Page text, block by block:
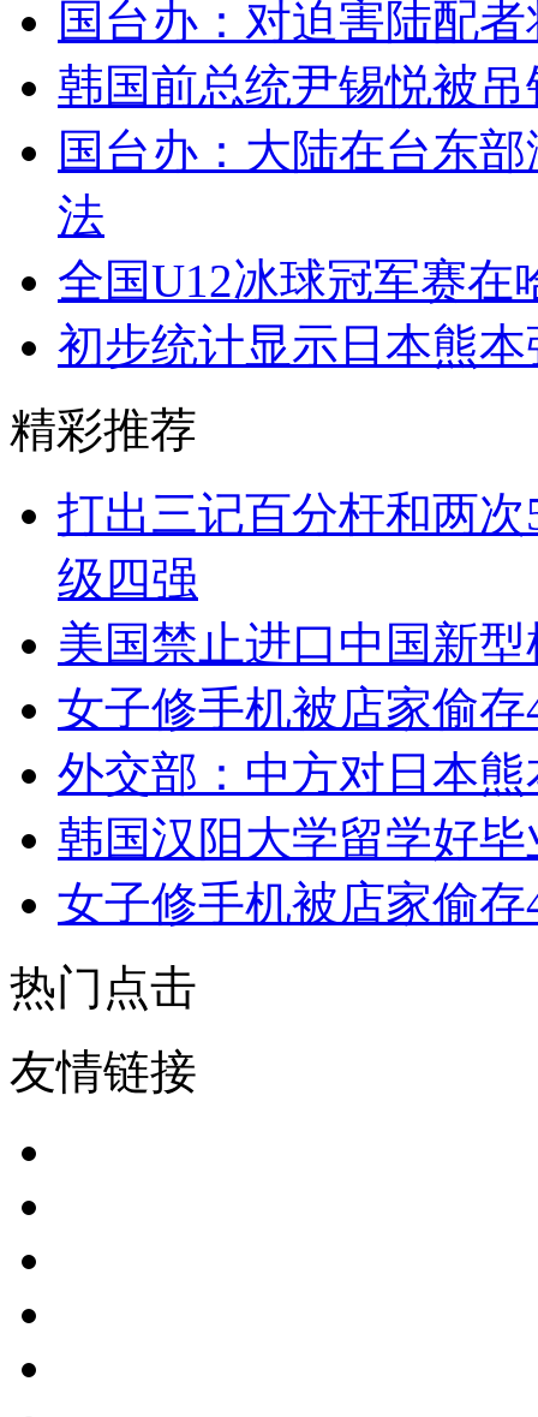
国台办：对迫害陆配
韩国前总统尹锡悦被
国台办：大陆在台东
法
全国U12冰球冠军赛在
初步统计显示日本熊
精彩推荐
打出三记百分杆和两
级四强
美国禁止进口中国新
女子修手机被店家偷
外交部：中方对日本
韩国汉阳大学留学好毕
女子修手机被店家偷
热门点击
友情链接